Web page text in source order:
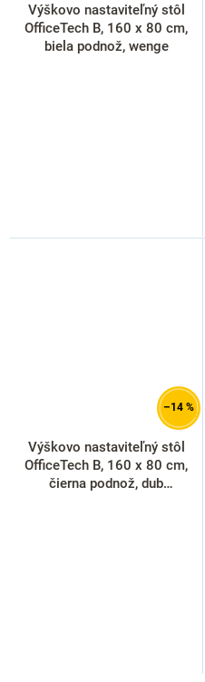
Výškovo nastaviteľný stôl
OfficeTech B, 160 x 80 cm,
biela podnož, wenge
–14 %
Výškovo nastaviteľný stôl
OfficeTech B, 160 x 80 cm,
čierna podnož, dub